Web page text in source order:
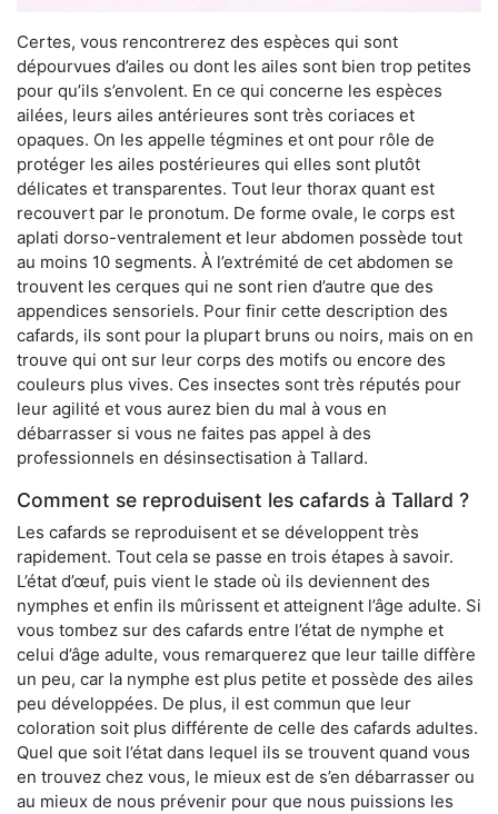
Certes, vous rencontrerez des espèces qui sont
dépourvues d’ailes ou dont les ailes sont bien trop petites
pour qu’ils s’envolent. En ce qui concerne les espèces
ailées, leurs ailes antérieures sont très coriaces et
opaques. On les appelle tégmines et ont pour rôle de
protéger les ailes postérieures qui elles sont plutôt
délicates et transparentes. Tout leur thorax quant est
recouvert par le pronotum. De forme ovale, le corps est
aplati dorso-ventralement et leur abdomen possède tout
au moins 10 segments. À l’extrémité de cet abdomen se
trouvent les cerques qui ne sont rien d’autre que des
appendices sensoriels. Pour finir cette description des
cafards, ils sont pour la plupart bruns ou noirs, mais on en
trouve qui ont sur leur corps des motifs ou encore des
couleurs plus vives. Ces insectes sont très réputés pour
leur agilité et vous aurez bien du mal à vous en
débarrasser si vous ne faites pas appel à des
professionnels en désinsectisation à Tallard.
Comment se reproduisent les cafards à Tallard ?
Les cafards se reproduisent et se développent très
rapidement. Tout cela se passe en trois étapes à savoir.
L’état d’œuf, puis vient le stade où ils deviennent des
nymphes et enfin ils mûrissent et atteignent l’âge adulte. Si
vous tombez sur des cafards entre l’état de nymphe et
celui d’âge adulte, vous remarquerez que leur taille diffère
un peu, car la nymphe est plus petite et possède des ailes
peu développées. De plus, il est commun que leur
coloration soit plus différente de celle des cafards adultes.
Quel que soit l’état dans lequel ils se trouvent quand vous
en trouvez chez vous, le mieux est de s’en débarrasser ou
au mieux de nous prévenir pour que nous puissions les